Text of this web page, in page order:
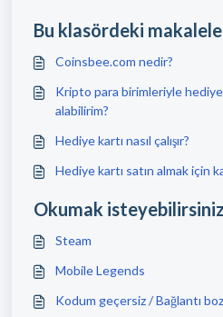
Bu klasördeki
Coinsbee.com nedir?
Kripto para birimleriyle hediye
alabilirim?
Hediye kartı nasıl çalışır?
Hediye kartı satın almak için
Okumak
Steam
Mobile Legends
Kodum geçersiz / Bağlantı